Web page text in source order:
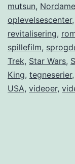
mutsun,
oplevelsescenter,
revitalisering,
spillefilm,
Trek, Star Wars,
King, tegneserier,
USA, videoer,